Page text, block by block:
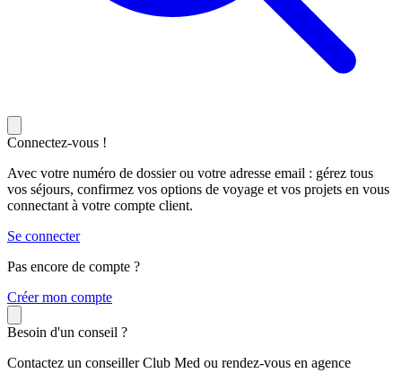
Connectez-vous !
Avec votre numéro de dossier ou votre adresse email : gérez tous
vos séjours, confirmez vos options de voyage et vos projets en vous
connectant à votre compte client.
Se connecter
Pas encore de compte ?
Créer mon compte
Besoin d'un conseil ?
Contactez un conseiller Club Med ou rendez-vous en agence